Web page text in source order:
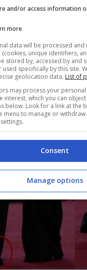
e sono state
film
and/or access information
more
data will be processed
(cookies, unique identifiers,
stored by, accessed by and
used specifically by this site.
geolocation data. List of
may process your
interest, which you can
below. Look for a link at the
menu to manage or
Consent
Manage options